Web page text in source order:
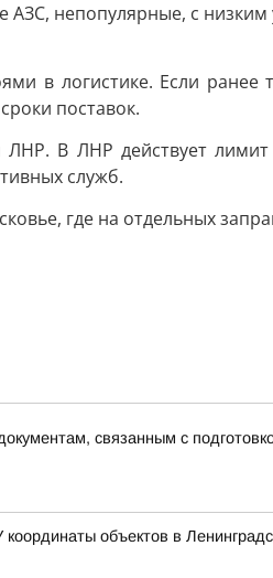
непопулярные, с
в логистике. Если
поставок.
В ЛНР действует
служб.
где на отдельных
связанным с
объектов в